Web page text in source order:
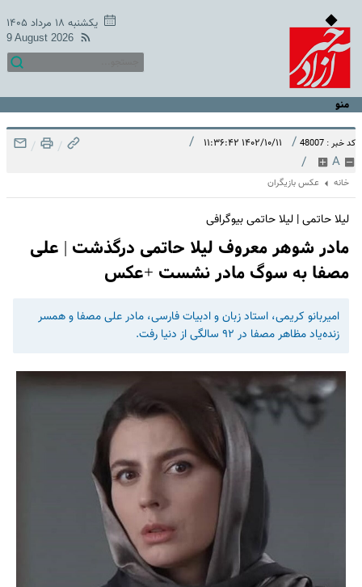
یکشنبه ۱۸ مرداد ۱۴۰۵
9 August 2026
منو
کد خبر : 48007 / ۱۴۰۲/۱۰/۱۱ ۱۱:۳۶:۴۲ /
A
/
/
/
خانه عکس بازیگران
لیلا حاتمی | لیلا حاتمی بیوگرافی
مادر شوهر معروف لیلا حاتمی درگذشت | علی
مصفا به سوگ مادر نشست +عکس
امیربانو کریمی، استاد زبان و ادبیات فارسی، مادر علی مصفا و همسر
زنده‌یاد مظاهر مصفا در ۹۲ سالگی از دنیا رفت.